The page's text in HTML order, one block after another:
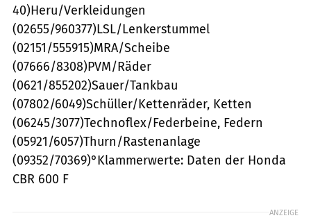
40)Heru/Verkleidungen
(02655/960377)LSL/Lenkerstummel
(02151/555915)MRA/Scheibe
(07666/8308)PVM/Räder
(0621/855202)Sauer/Tankbau
(07802/6049)Schüller/Kettenräder, Ketten
(06245/3077)Technoflex/Federbeine, Federn
(05921/6057)Thurn/Rastenanlage
(09352/70369)°Klammerwerte: Daten der Honda
CBR 600 F
ANZEIGE